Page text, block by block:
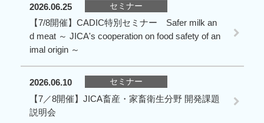
2026.06.25 セミナー
【7/8開催】CADIC特別セミナー Safer milk an
d meat ～ JICA's cooperation on food safety of an
imal origin ～
2026.06.10 セミナー
【7／8開催】JICA畜産・家畜衛生分野 開発課題
説明会